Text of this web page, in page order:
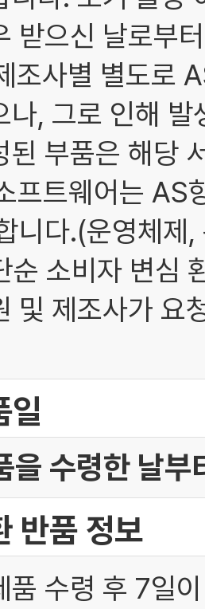
받으신 날로부
조사별 별도로
나, 그로 인해
된 부품은 해당
프트웨어는 AS
니다.(운영체제
순 소비자 변심
및 제조사가 요
일
을 수령한 날부
반품 정보
품 수령 후 7일